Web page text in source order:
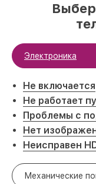
Электроника
Не включается
Не работает
Проблемы с
Нет
Неисправен
Механические